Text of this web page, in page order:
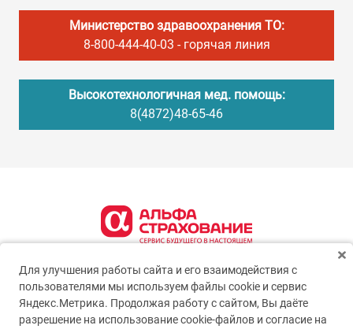
Министерство здравоохранения ТО:
8-800-444-40-03 - горячая линия
Высокотехнологичная мед. помощь:
8(4872)48-65-46
Для улучшения работы сайта и его взаимодействия с
пользователями мы используем файлы cookie и сервис
Яндекс.Метрика. Продолжая работу с сайтом, Вы даёте
разрешение на использование cookie-файлов и согласие на